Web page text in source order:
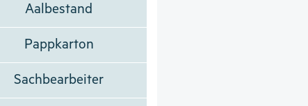
Aalbestand
Pappkarton
Sachbearbeiter